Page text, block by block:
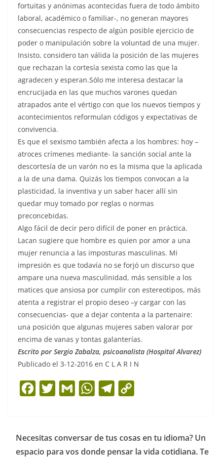
fortuitas y anónimas acontecidas fuera de todo ámbito
laboral, académico o familiar-, no generan mayores
consecuencias respecto de algún posible ejercicio de
poder o manipulación sobre la voluntad de una mujer.
Insisto, considero tan válida la posición de las mujeres
que rechazan la cortesía sexista como las que la
agradecen y esperan.Sólo me interesa destacar la
encrucijada en las que muchos varones quedan
atrapados ante el vértigo con que los nuevos tiempos y
acontecimientos reformulan códigos y expectativas de
convivencia.
Es que el sexismo también afecta a los hombres: hoy –
atroces crímenes mediante- la sanción social ante la
descortesía de un varón no es la misma que la aplicada
a la de una dama. Quizás los tiempos convocan a la
plasticidad, la inventiva y un saber hacer allí sin
quedar muy tomado por reglas o normas
preconcebidas.
Algo fácil de decir pero difícil de poner en práctica.
Lacan sugiere que hombre es quien por amor a una
mujer renuncia a las imposturas masculinas. Mi
impresión es que todavía no se forjó un discurso que
ampare una nueva masculinidad, más sensible a los
matices que ansiosa por cumplir con estereotipos, más
atenta a registrar el propio deseo –y cargar con las
consecuencias- que a dejar contenta a la partenaire:
una posición que algunas mujeres saben valorar por
encima de vanas y tontas galanterías.
Escrito por Sergio Zabalza, psicoanalista (Hospital Alvarez)
Publicado el 3-12-2016 en C L A R I N
F
e
b
T
er
G
l
W
s
A
T
gr
a
y
Li
Necesitas conversar de tus cosas en tu idioma? Un
espacio para vos donde pensar la vida cotidiana. Te